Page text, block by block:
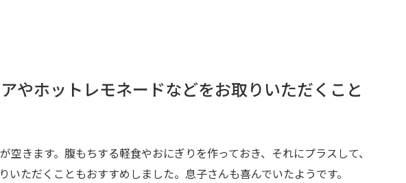
やホットレモネードなどをお取りいただくこと
きます。腹もちする軽食やおにぎりを作っておき、それにプラスして、
ただくこともおすすめしました。息子さんも喜んでいたようです。